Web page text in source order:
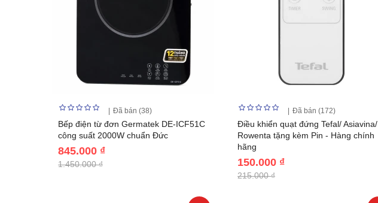
Đã bán (38)
Bếp điện từ đơn Germatek DE-ICF51C
công suất 2000W chuẩn Đức
845.000 ₫
1.450.000 ₫
Đã bán (172)
Điều khiển quạt đứng Tefal/ Asiavina/
Rowenta tặng kèm Pin - Hàng chính
hãng
150.000 ₫
215.000 ₫